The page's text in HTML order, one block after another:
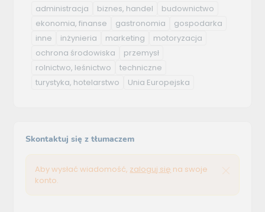
administracja
biznes, handel
budownictwo
ekonomia, finanse
gastronomia
gospodarka
inne
inżynieria marketing
motoryzacja
ochrona środowiska
przemysł
rolnictwo, leśnictwo
techniczne
turystyka, hotelarstwo
Unia Europejska
Skontaktuj się z tłumaczem
Aby wysłać wiadomość, zaloguj się na swoje
konto.